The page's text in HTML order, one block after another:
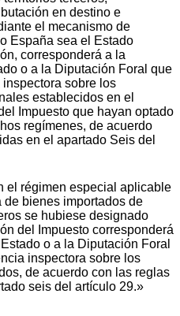
en destino e
el mecanismo de
España sea el Estado
corresponderá a la
o a la Diputación Foral que
sobre los
establecidos en el
Impuesto que hayan optado
regímenes, de acuerdo
en el apartado Seis del
el régimen especial aplicable
bienes importados de
se hubiese designado
del Impuesto corresponderá
o a la Diputación Foral
inspectora sobre los
de acuerdo con las reglas
seis del artículo 29.»